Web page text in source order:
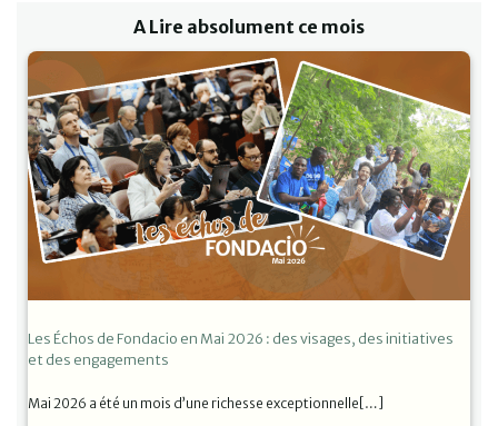
A Lire absolument ce mois
Les Échos de Fondacio en Mai 2026 : des visages, des initiatives
et des engagements
Mai 2026 a été un mois d’une richesse exceptionnelle[…]